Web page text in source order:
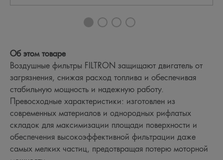
Об этом товаре
Воздушные фильтры FILTRON защищают двигатель от
загрязнения, снижая расход топлива и обеспечивая
стабильную мощность и надежную работу.
Превосходные характеристики: изготовлен из
современных материалов и однородных рифлатых
складок для максимизации площади поверхности и
обеспечения высокоэффективной фильтрации даже
самых мелких частиц, предотвращая потерю моторной